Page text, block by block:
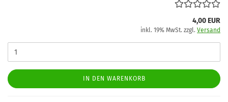
4,00 EUR
inkl. 19% MwSt. zzgl. Versand
IN DEN WARENKORB